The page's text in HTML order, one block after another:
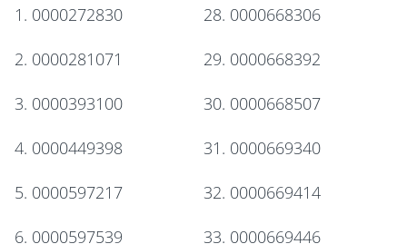
1. 0000272830
2. 0000281071
3. 0000393100
4. 0000449398
5. 0000597217
6. 0000597539
28. 0000668306
29. 0000668392
30. 0000668507
31. 0000669340
32. 0000669414
33. 0000669446